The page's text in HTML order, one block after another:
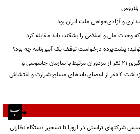
بلاروس
و آزادی‌خواهی ملت ایران بود
وحدت ملی و اسلامی را بشکند، باید مقابله کرد
پشت‌پرده درخواست توقف یک آیین‌نامه چه بود؟
وزارت اطلاعات: شناسایی و دستگیری ۲۱ نفر از مزدوران مرتبط با سازمان جاسوسی و
تروریستی رژیم صهیونیستی و بازداشت ۴ نفر از اعضای باندهای مسلح شرارت و اغتشاش
شرکتهای تراستی در اروپا تا تسخیر دستگاه نظارتی